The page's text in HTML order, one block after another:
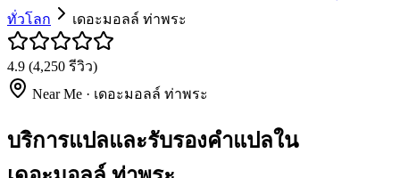
ทั่วโลก
เดอะมอลล์ ท่าพระ
4.9 (4,250 รีวิว)
Near Me · เดอะมอลล์ ท่าพระ
บริการแปลและรับรองคำแปลใน